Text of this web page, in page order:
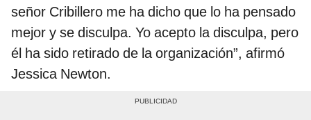
señor Cribillero me ha dicho que lo ha pensado
mejor y se disculpa. Yo acepto la disculpa, pero
él ha sido retirado de la organización”, afirmó
Jessica Newton.